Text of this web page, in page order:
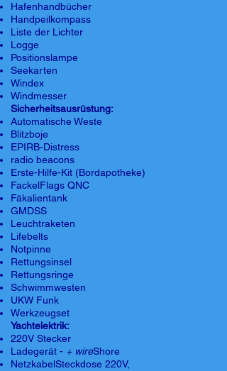
Hafenhandbücher
Handpeilkompass
Liste der Lichter
Logge
Positionslampe
Seekarten
Windex
Windmesser
Sicherheitsausrüstung:
Automatische Weste
Blitzboje
EPIRB-Distress
radio beacons
Erste-Hilfe-Kit (Bordapotheke)
FackelFlags QNC
Fäkalientank
GMDSS
Leuchtraketen
Lifebelts
Notpinne
Rettungsinsel
Rettungsringe
Schwimmwesten
UKW Funk
Werkzeugset
Yachtelektrik:
220V Stecker
Ladegerät - + wireShore
NetzkabelSteckdose 220V,